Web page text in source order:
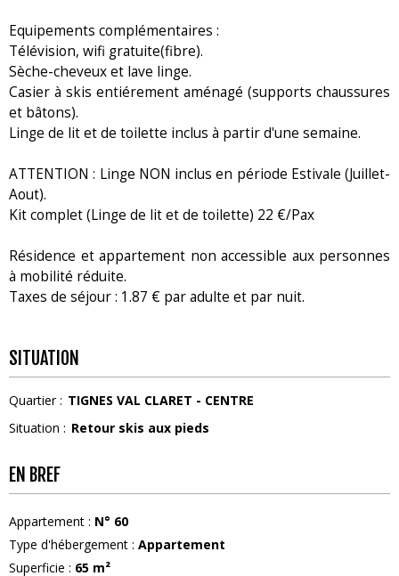
Equipements complémentaires :
Télévision, wifi gratuite(fibre).
Sèche-cheveux et lave linge.
Casier à skis entiérement aménagé (supports chaussures
et bâtons).
Linge de lit et de toilette inclus à partir d'une semaine.
ATTENTION : Linge NON inclus en période Estivale (Juillet-
Aout).
Kit complet (Linge de lit et de toilette) 22 €/Pax
Résidence et appartement non accessible aux personnes
à mobilité réduite.
Taxes de séjour : 1.87 € par adulte et par nuit.
SITUATION
Quartier : TIGNES VAL CLARET - CENTRE
Situation : Retour skis aux pieds
EN BREF
Appartement : N° 60
Type d'hébergement : Appartement
Superficie : 65 m²